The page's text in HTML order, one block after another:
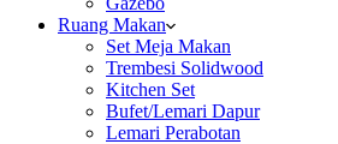
Ruang Makan
Set Meja Makan
Trembesi Solidwood
Kitchen Set
Bufet/Lemari Dapur
Lemari Perabotan